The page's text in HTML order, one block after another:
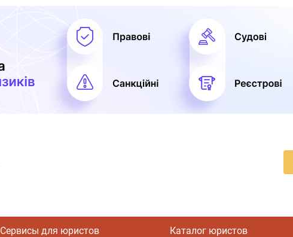
Сервисы для юристов Каталог юристов